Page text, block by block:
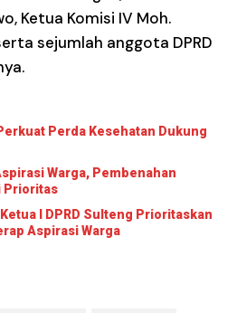
Ketua Komisi IV Moh.
sejumlah anggota DPRD
Perda Kesehatan Dukung
Warga, Pembenahan
Prioritas
I DPRD Sulteng Prioritaskan
Aspirasi Warga